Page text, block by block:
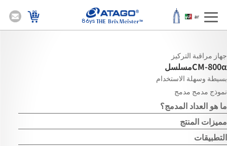
86ys
جهاز مراقبة التركيز
CM-800αمسلسل
بسيطة وسهلة الاستخدام
نموذج مدمج مدمج
ما هو العداد المدمج؟
مميزات المنتج
التطبيقات